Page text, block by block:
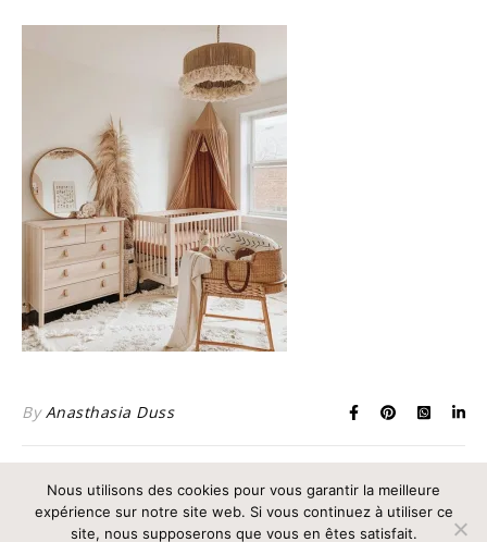
ByAnasthasia Duss
Edité par Mathilde Intilla en 2026
Nous utilisons des cookies pour vous garantir la meilleure
expérience sur notre site web. Si vous continuez à utiliser ce
site, nous supposerons que vous en êtes satisfait.